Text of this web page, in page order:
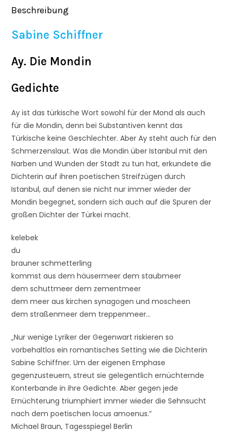
Beschreibung
Sabine Schiffner
Ay. Die Mondin
Gedichte
Ay ist das türkische Wort sowohl für der Mond als auch
für die Mondin, denn bei Substantiven kennt das
Türkische keine Geschlechter. Aber Ay steht auch für den
Schmerzenslaut. Was die Mondin über Istanbul mit den
Narben und Wunden der Stadt zu tun hat, erkundete die
Dichterin auf ihren poetischen Streifzügen durch
Istanbul, auf denen sie nicht nur immer wieder der
Mondin begegnet, sondern sich auch auf die Spuren der
großen Dichter der Türkei macht.
kelebek
du
brauner schmetterling
kommst aus dem häusermeer dem staubmeer
dem schuttmeer dem zementmeer
dem meer aus kirchen synagogen und moscheen
dem straßenmeer dem treppenmeer…
„Nur wenige Lyriker der Gegenwart riskieren so
vorbehaltlos ein romantisches Setting wie die Dichterin
Sabine Schiffner. Um der eigenen Emphase
gegenzusteuern, streut sie gelegentlich ernüchternde
Konterbande in ihre Gedichte. Aber gegen jede
Ernüchterung triumphiert immer wieder die Sehnsucht
nach dem poetischen locus amoenus.”
Michael Braun, Tagesspiegel Berlin